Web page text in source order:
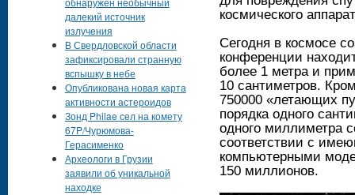
космического
Сегодня в космосе
конференции
более 1 метра и
10 сантиметров.
750000 «летающих
порядка одного
одного миллиметра
соответствии с
компьютерными
150 миллионов.
далекий источник
излучения
В Свердловской области
зафиксировали странную
вспышку в небе
Опубликована новая карта
активности астероидов
Зонд Philae сел на комету
67P/Чурюмова-
Герасименко
Археологи в Грузии
заявили об уникальной
находке